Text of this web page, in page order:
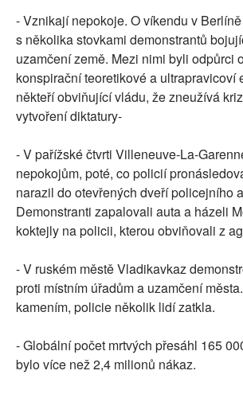
- Vznikají nepokoje. O víkendu v
s několika stovkami demonstrantů
uzamčení země. Mezi nimi byli odpůrci
konspirační teoretikové a ultrapravicoví
někteří obviňující vládu, že zneužívá
vytvoření diktatury-
- V pařížské čtvrti Villeneuve-La-
nepokojům, poté, co policií
narazil do otevřených dveří policejního
Demonstranti zapalovali auta a házeli
koktejly na policii, kterou obviňovali z
- V ruském městě Vladikavkaz
proti místním úřadům a uzamčení
kamením, policie několik lidí zatkla.
- Globální počet mrtvých přesáhl 165
bylo více než 2,4 milionů nákaz.